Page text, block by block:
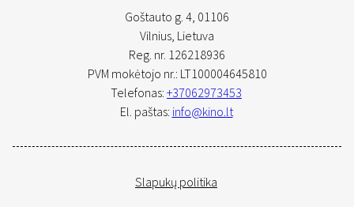
Goštauto g. 4, 01106
Vilnius, Lietuva
Reg. nr. 126218936
PVM mokėtojo nr.: LT100004645810
Telefonas: +37062973453
El. paštas: info@kino.lt
Slapukų politika